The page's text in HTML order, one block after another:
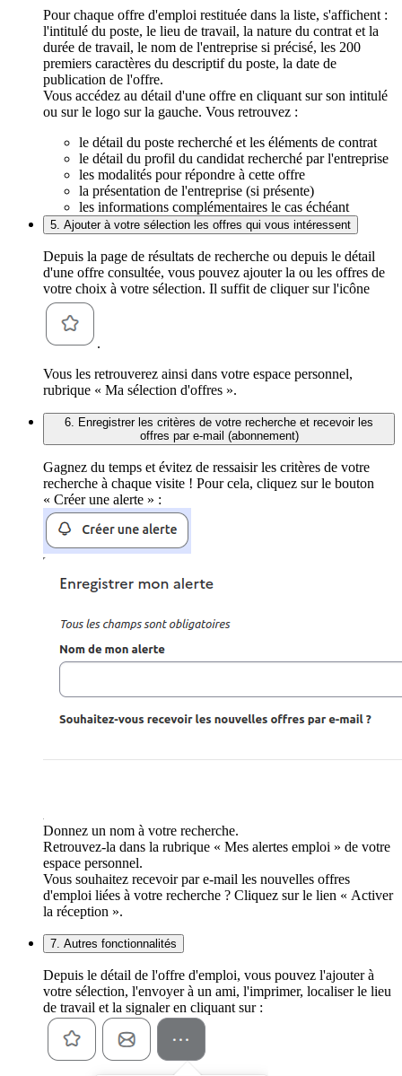
Pour chaque offre d'emploi restituée dans la liste, s'affichent :
l'intitulé du poste, le lieu de travail, la nature du contrat et la
durée de travail, le nom de l'entreprise si précisé, les 200
premiers caractères du descriptif du poste, la date de
publication de l'offre.
Vous accédez au détail d'une offre en cliquant sur son intitulé
ou sur le logo sur la gauche. Vous retrouvez :
le détail du poste recherché et les éléments de contrat
le détail du profil du candidat recherché par l'entreprise
les modalités pour répondre à cette offre
la présentation de l'entreprise (si présente)
les informations complémentaires le cas échéant
5. Ajouter à votre sélection les offres qui vous intéressent
Depuis la page de résultats de recherche ou depuis le détail
d'une offre consultée, vous pouvez ajouter la ou les offres de
votre choix à votre sélection. Il suffit de cliquer sur l'icône
.
Vous les retrouverez ainsi dans votre espace personnel,
rubrique « Ma sélection d'offres ».
6. Enregistrer les critères de votre recherche et recevoir les
offres par e-mail (abonnement)
Gagnez du temps et évitez de ressaisir les critères de votre
recherche à chaque visite ! Pour cela, cliquez sur le bouton
« Créer une alerte » :
Donnez un nom à votre recherche.
Retrouvez-la dans la rubrique « Mes alertes emploi » de votre
espace personnel.
Vous souhaitez recevoir par e-mail les nouvelles offres
d'emploi liées à votre recherche ? Cliquez sur le lien « Activer
la réception ».
7. Autres fonctionnalités
Depuis le détail de l'offre d'emploi, vous pouvez l'ajouter à
votre sélection, l'envoyer à un ami, l'imprimer, localiser le lieu
de travail et la signaler en cliquant sur :